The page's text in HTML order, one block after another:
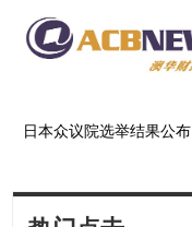
日本众议院选举结果公布